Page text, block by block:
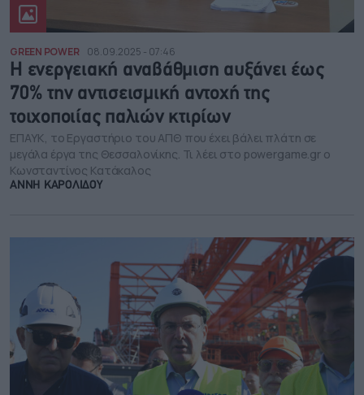
GREEN POWER 08.09.2025 - 07:46
Η ενεργειακή αναβάθμιση αυξάνει έως
70% την αντισεισμική αντοχή της
τοιχοποιίας παλιών κτιρίων
ΕΠΑΥΚ, το Εργαστήριο του ΑΠΘ που έχει βάλει πλάτη σε
μεγάλα έργα της Θεσσαλονίκης. Τι λέει στο powergame.gr ο
Κωνσταντίνος Κατάκαλος
ΑΝΝΗ ΚΑΡΟΛΙΔΟΥ